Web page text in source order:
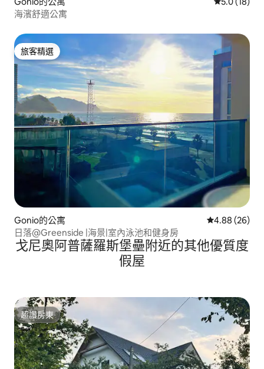
海濱舒適公寓
旅客精選
旅客精選
Gonio的公寓 從 26 則評價
4.88 (26)
日落@Greenside |海景|室內泳池和健身房
戈尼奧阿普薩羅斯堡壘附近的其他優質度
假屋
超讚房東
超讚房東